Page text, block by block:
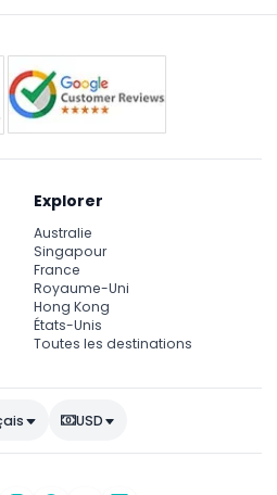
Explorer
Australie
Singapour
France
Royaume-Uni
Hong Kong
États-Unis
Toutes les destinations
USD